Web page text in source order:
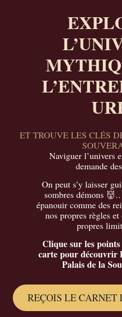
ET TROUVE LES CLÉS
Naviguer l’univers
demande des
On peut s’y laisser
sombres démons 👹
épanouir comme des
nos propres règles
propres
Clique sur les
carte pour découvrir
Palais de la
REÇOIS LE CARNET